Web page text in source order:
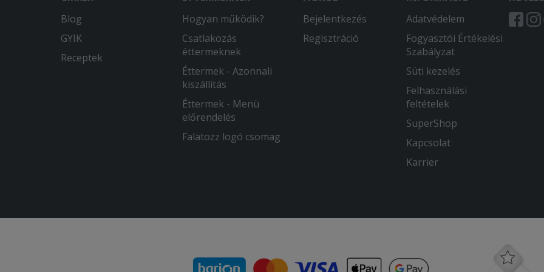
Blog
GYIK
Receptek
Hogyan működik?
Csatlakozás
éttermeknek
Éttermek - Azonnali
kiszállítás
Éttermek - Menü
előrendelés
Falatozz logó csomag
Bejelentkezés
Regisztráció
Adatvédelem
Fogyasztói Értékelési
Szabályzat
Süti kezelés
Felhasználási
feltételek
SuperShop
Kapcsolat
Karrier